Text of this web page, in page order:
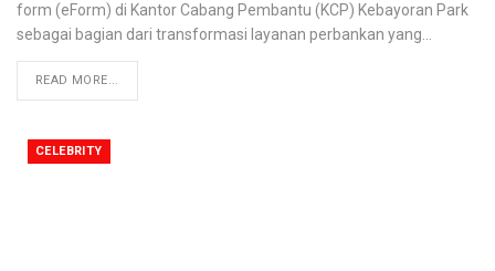
form (eForm) di Kantor Cabang Pembantu (KCP) Kebayoran Park
sebagai bagian dari transformasi layanan perbankan yang
READ MORE...
CELEBRITY